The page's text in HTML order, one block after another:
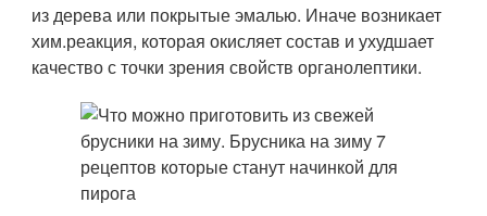
из дерева или покрытые эмалью. Иначе возникает
хим.реакция, которая окисляет состав и ухудшает
качество с точки зрения свойств органолептики.